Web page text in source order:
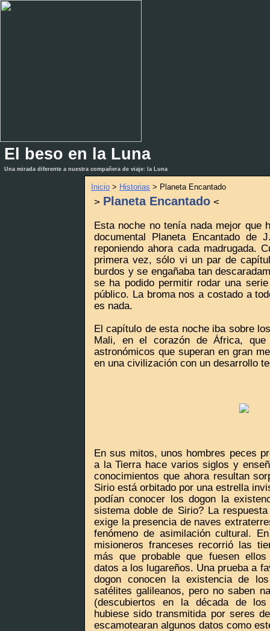
El beso en la Luna
Una mirada diferente a nuestra compañera de viaje: la Luna
Inicio > Historias > Planeta Encantado
> Planeta Encantado <
Esta noche no tenía nada mejor que
documental Planeta Encantado de
reponiendo ahora cada madrugada.
primera vez, sólo vi un par de
burdos y se engañaba tan
se ha podido permitir rodar una
público. La broma nos a costado a
es nada.
El capítulo de esta noche iba sobre
Mali, en el corazón de África, que
astronómicos que superan en gran
en una civilización con un desarrollo
En sus mitos, unos hombres peces
a la Tierra hace varios siglos y
conocimientos que ahora resultan
Sirio está orbitado por una estrella
podían conocer los dogon la
sistema doble de Sirio? La
exige la presencia de naves
fenómeno de asimilación cultural.
misioneros franceses recorrió las
más que probable que fuesen
datos a los lugareños. Una prueba a
dogon conocen la existencia de
satélites galileanos, pero no saben
(descubiertos en la década de
hubiese sido transmitida por seres
escamotearan algunos datos como